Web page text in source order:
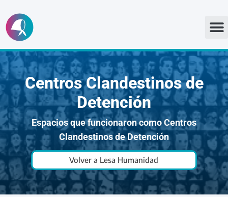
Ir
al
contenido
Centros Clandestinos de
Detención
Espacios que funcionaron como Centros
Clandestinos de Detención
Volver a Lesa Humanidad